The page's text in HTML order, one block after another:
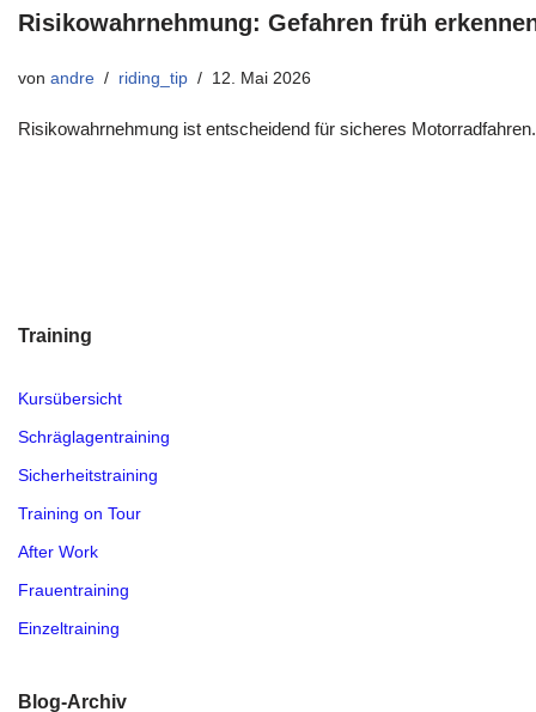
Risikowahrnehmung: Gefahren früh
von andre riding_tip 12. Mai 2026
Risikowahrnehmung ist entscheidend für sicheres
Training
Kursübersicht
Schräglagentraining
Sicherheitstraining
Training on Tour
After Work
Frauentraining
Einzeltraining
Blog-Archiv